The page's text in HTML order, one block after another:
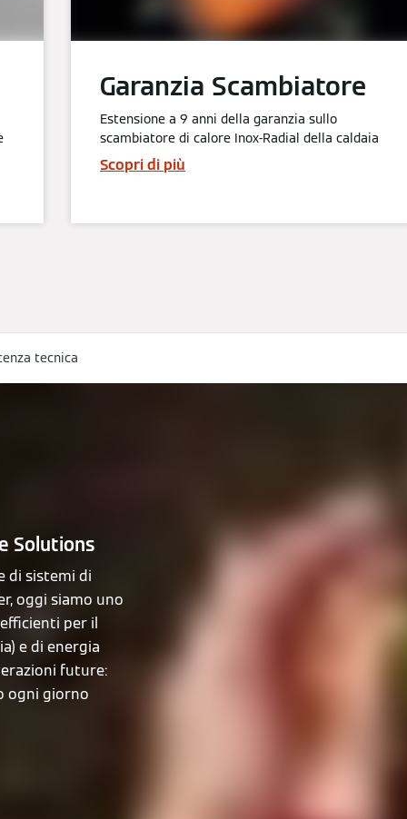
Garanzia Scambiatore
Estensione a 9 anni della garanzia sullo
scambiatore di calore Inox-Radial della caldaia
Scopri di più
tecnica
Solutions
di sistemi di
oggi siamo uno
per il
e di energia
future:
ogni giorno